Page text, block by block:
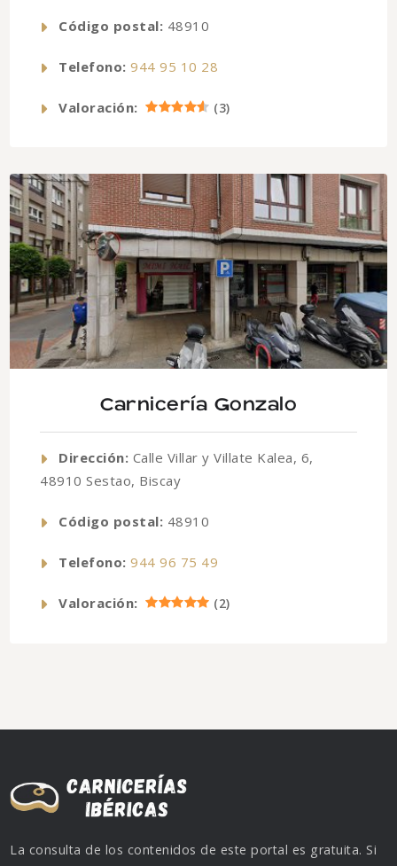
Código postal: 48910
Telefono: 944 95 10 28
Valoración: (3)
Carnicería Gonzalo
Dirección: Calle Villar y Villate Kalea, 6,
48910 Sestao, Biscay
Código postal: 48910
Telefono: 944 96 75 49
Valoración: (2)
La consulta de los contenidos de este portal es gratuita. Si